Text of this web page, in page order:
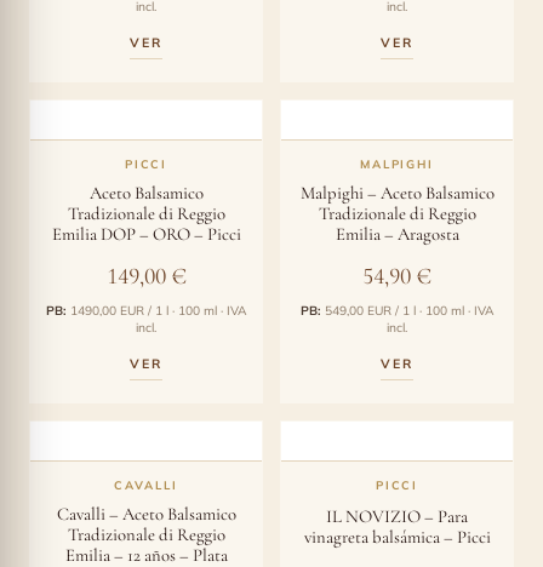
incl.
VER
incl.
VER
PICCI
Aceto Balsamico
Tradizionale di Reggio
Emilia DOP – ORO – Picci
149,00 €
PB: 1490,00 EUR / 1 l · 100 ml · IVA
incl.
VER
MALPIGHI
Malpighi – Aceto Balsamico
Tradizionale di Reggio
Emilia – Aragosta
54,90 €
PB: 549,00 EUR / 1 l · 100 ml · IVA
incl.
VER
CAVALLI
Cavalli – Aceto Balsamico
Tradizionale di Reggio
Emilia – 12 años – Plata
PICCI
IL NOVIZIO – Para
vinagreta balsámica – Picci